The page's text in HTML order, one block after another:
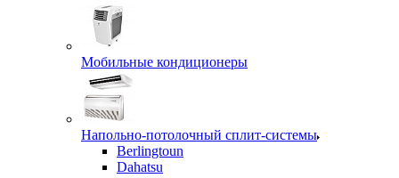
Мобильные кондиционеры
Напольно-потолочный сплит-системы
Berlingtoun
Dahatsu